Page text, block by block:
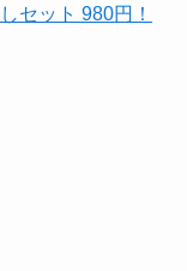
セット 980円！